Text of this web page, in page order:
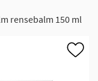
rensebalm 150 ml